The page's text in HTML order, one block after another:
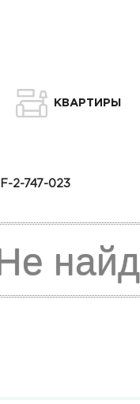
КВАРТИРЫ
2-747-023